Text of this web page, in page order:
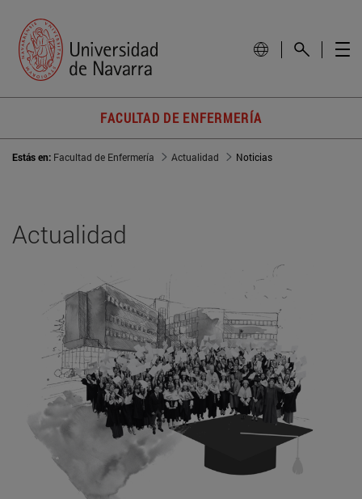
FACULTAD DE ENFERMERÍA
Estás en: Facultad de Enfermería Actualidad Noticias
Actualidad